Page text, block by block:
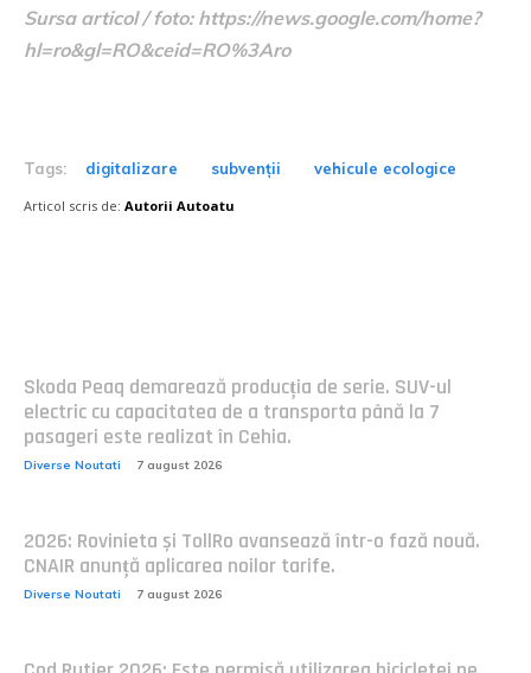
Sursa articol / foto: https://news.google.com/home?
hl=ro&gl=RO&ceid=RO%3Aro
Tags: digitalizare subvenții vehicule ecologice
Articol scris de: Autorii Autoatu
Skoda Peaq demarează producția de serie. SUV-ul
electric cu capacitatea de a transporta până la 7
pasageri este realizat în Cehia.
Diverse Noutati 7 august 2026
2026: Rovinieta și TollRo avansează într-o fază nouă.
CNAIR anunță aplicarea noilor tarife.
Diverse Noutati 7 august 2026